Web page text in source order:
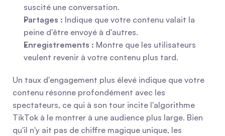
suscité une conversation.
Partages : Indique que votre contenu valait la
peine d'être envoyé à d'autres.
Enregistrements : Montre que les utilisateurs
veulent revenir à votre contenu plus tard.
Un taux d'engagement plus élevé indique que votre
contenu résonne profondément avec les
spectateurs, ce qui à son tour incite l'algorithme
TikTok à le montrer à une audience plus large. Bien
qu'il n'y ait pas de chiffre magique unique, les